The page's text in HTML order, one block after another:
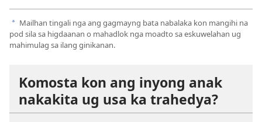
a Mailhan tingali nga ang gagmayng bata nabalaka kon mangihi na
pod sila sa higdaanan o mahadlok nga moadto sa eskuwelahan ug
mahimulag sa ilang ginikanan.
Komosta kon ang inyong anak
nakakita ug usa ka trahedya?